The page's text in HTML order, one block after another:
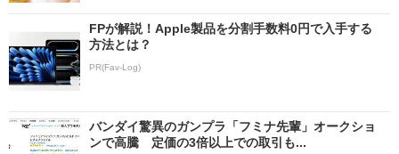
FPが解説！Apple製品を分割手数料0円で入手する
方法とは？
PR(Fav-Log)
バンダイ驚異のガンプラ「フミナ先輩」オークショ
ンで高騰 定価の3倍以上での取引も...